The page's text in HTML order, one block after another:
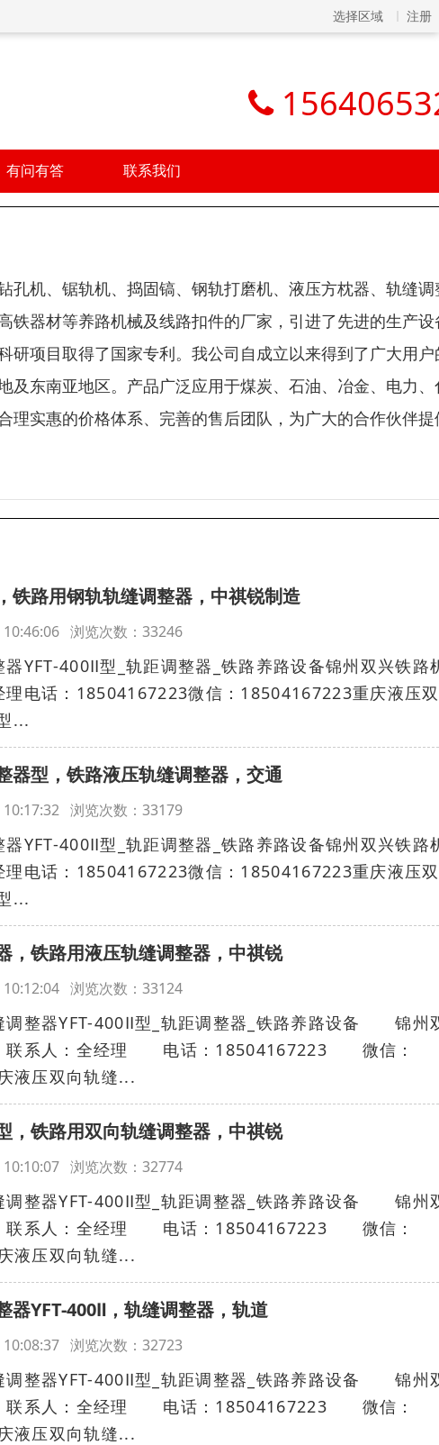
选择区域 注册
有问有答 联系我们
孔机、锯轨机、捣固镐、钢轨打磨机、液压方枕器、轨缝调
器材等养路机械及线路扣件的厂家，引进了先进的生产设
项目取得了国家专利。我公司自成立以来得到了广大用户
东南亚地区。产品广泛应用于煤炭、石油、冶金、电力、
理实惠的价格体系、完善的售后团队，为广大的合作伙伴提
铁路用钢轨轨缝调整器，中祺锐制造
10:46:06 浏览次数：33246
YFT-400Ⅱ型_轨距调整器_铁路养路设备锦州双兴铁路
理电话：18504167223微信：18504167223重庆液压
...
器型，铁路液压轨缝调整器，交通
10:17:32 浏览次数：33179
YFT-400Ⅱ型_轨距调整器_铁路养路设备锦州双兴铁路
理电话：18504167223微信：18504167223重庆液压
...
，铁路用液压轨缝调整器，中祺锐
10:12:04 浏览次数：33124
整器YFT-400Ⅱ型_轨距调整器_铁路养路设备 锦州
系人：全经理 电话：18504167223 微信：
压双向轨缝...
，铁路用双向轨缝调整器，中祺锐
10:10:07 浏览次数：32774
整器YFT-400Ⅱ型_轨距调整器_铁路养路设备 锦州
系人：全经理 电话：18504167223 微信：
压双向轨缝...
器YFT-400Ⅱ，轨缝调整器，轨道
10:08:37 浏览次数：32723
整器YFT-400Ⅱ型_轨距调整器_铁路养路设备 锦州
系人：全经理 电话：18504167223 微信：
压双向轨缝...